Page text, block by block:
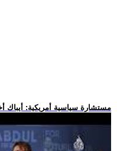
.. مستشارة سياسية أمريكية: